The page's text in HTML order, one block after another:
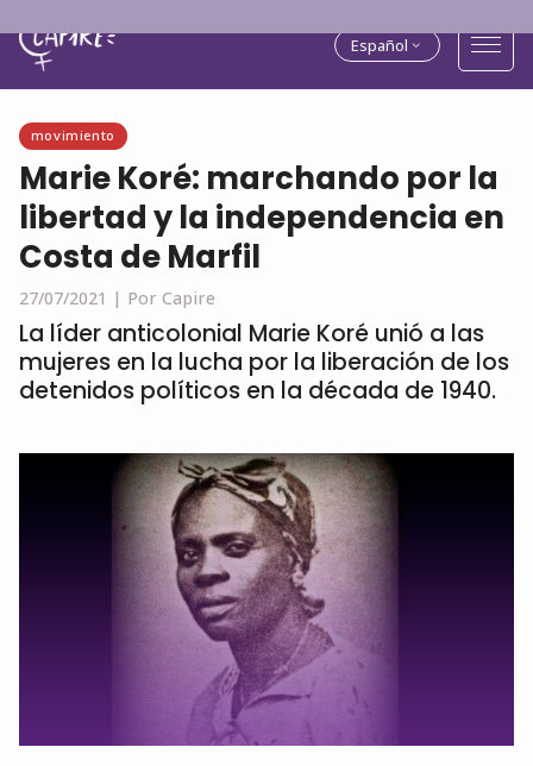
Español
movimiento
Marie Koré: marchando por la
libertad y la independencia en
Costa de Marfil
27/07/2021 | Por Capire
La líder anticolonial Marie Koré unió a las
mujeres en la lucha por la liberación de los
detenidos políticos en la década de 1940.